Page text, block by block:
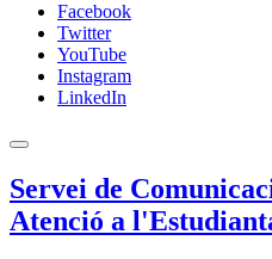
Facebook
Twitter
YouTube
Instagram
LinkedIn
Servei de
Atenció a